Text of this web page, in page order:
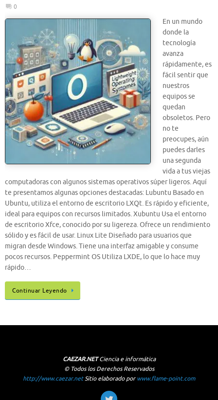
0
En un mundo
donde la
tecnología
avanza
rápidamente, es
fácil sentir que
nuestros
equipos se
quedan
obsoletos. Pero
no te
preocupes, aún
puedes darles
una segunda
vida a tus viejas
computadoras con algunos sistemas operativos súper ligeros. Aquí
te presentamos algunas opciones destacadas: Lubuntu Basado en
Ubuntu, utiliza el entorno de escritorio LXQt. Es rápido y eficiente,
ideal para equipos con recursos limitados. Xubuntu Usa el entorno
de escritorio Xfce, conocido por su ligereza. Ofrece un rendimiento
sólido y es fácil de usar. Linux Lite Diseñado para usuarios que
migran desde Windows. Tiene una interfaz amigable y consume
pocos recursos. Peppermint OS Utiliza LXDE, lo que lo hace muy
rápido…
Continuar Leyendo
CAEZAR.NETCiencia e informática
© Todos los Derechos Reservados
http://www.caezar.netSitio elaborado porwww.flame-point.com